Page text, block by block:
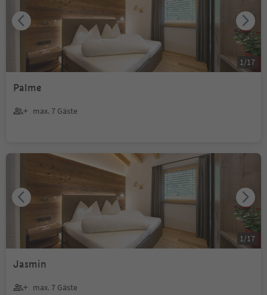
Palme
max. 7 Gäste
1 /17
Jasmin
max. 7 Gäste
1 /17